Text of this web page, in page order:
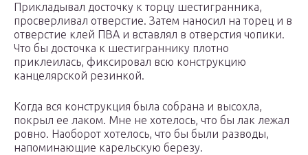
Прикладывал досточку к торцу шестигранника,
просверливал отверстие. Затем наносил на торец и в
отверстие клей ПВА и вставлял в отверстия чопики.
Что бы досточка к шестиграннику плотно
приклеилась, фиксировал всю конструкцию
канцелярской резинкой.
Когда вся конструкция была собрана и высохла,
покрыл ее лаком. Мне не хотелось, что бы лак лежал
ровно. Наоборот хотелось, что бы были разводы,
напоминающие карельскую березу.